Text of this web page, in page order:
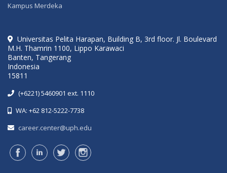
Kampus Merdeka
Universitas Pelita Harapan, Building B, 3rd floor. Jl. Boulevard
M.H. Thamrin 1100, Lippo Karawaci
Banten, Tangerang
Indonesia
15811
(+6221) 5460901 ext. 1110
WA: +62 812-5222-7738
career.center@uph.edu